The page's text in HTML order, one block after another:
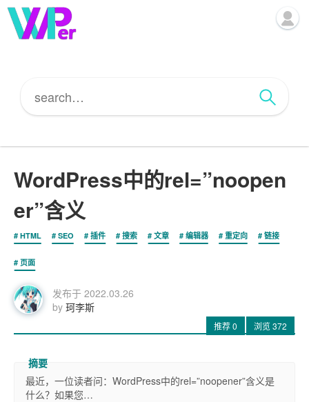
WordPress中的rel=”noopen
er”含义
HTML SEO 插件 搜索 文章 编辑器 重定向 链接
页面
发布于 2022.03.26
by 珂李斯
推荐0 浏览372
最近，一位读者问：WordPress中的rel=”noopener”含义是
什么？如果您…